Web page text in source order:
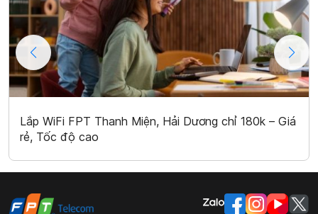
Lắp WiFi FPT Thanh Miện, Hải Dương chỉ 180k – Giá
rẻ, Tốc độ cao